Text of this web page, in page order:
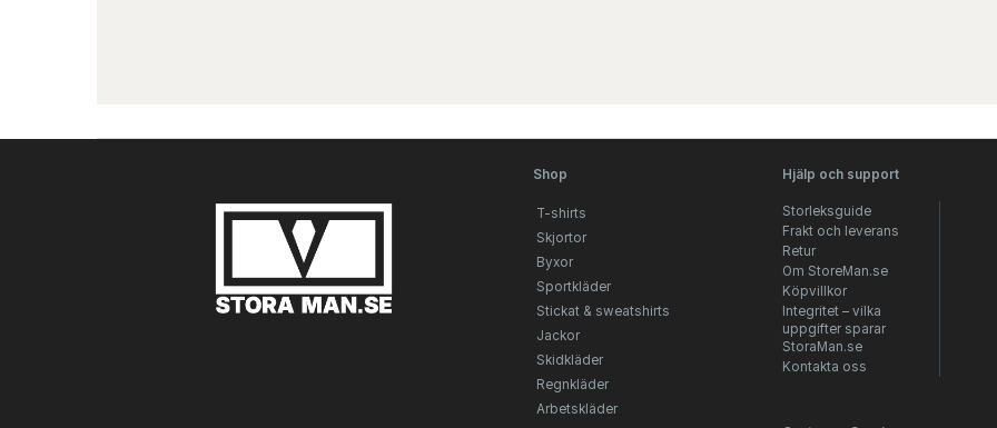
Shop
T-shirts
Skjortor
Byxor
Sportkläder
Stickat & sweatshirts
Jackor
Skidkläder
Regnkläder
Arbetskläder
Hjälp och support
Storleksguide
Frakt och leverans
Retur
Om StoreMan.se
Köpvillkor
Integritet – vilka
uppgifter sparar
StoraMan.se
Kontakta oss